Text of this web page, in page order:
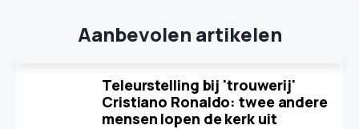
Aanbevolen artikelen
Teleurstelling bij 'trouwerij'
Cristiano Ronaldo: twee andere
mensen lopen de kerk uit